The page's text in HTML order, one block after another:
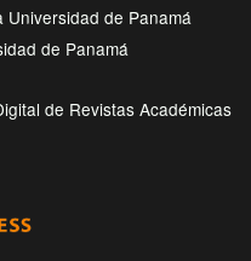
de Panamá
de Panamá
de Revistas Académicas